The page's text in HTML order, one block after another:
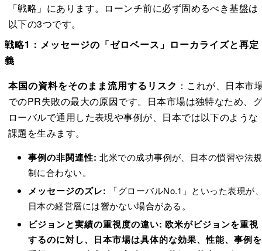
「戦略」にあります。ローンチ前に必ず固めるべき基盤は
以下の3つです。
戦略1：メッセージの「ゼロベース」ローカライズと再定
義
本国の資料をそのまま流用するリスク ：これが、日本市
でのPR失敗の最大の原因です。日本市場は独特なため、
ローバルで通用した表現や事例が、日本では以下のような
課題を生みます。
事例の非関連性: 北米での成功事例が、日本の慣習や法規
制に合わない。
メッセージのズレ: 「グローバルNo.1」といった表現が
日本の経営層には響かない場合がある。
ビジョンと実績の重視度の違い: 欧米がビジョンを重視
するのに対し、日本市場は具体的な効果、性能、事例を